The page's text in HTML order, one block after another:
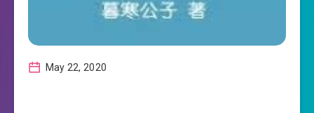
May 22, 2020